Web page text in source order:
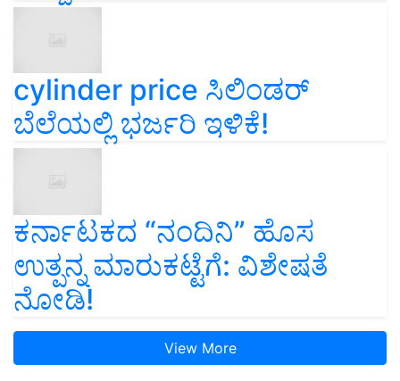
cylinder price ಸಿಲಿಂಡರ್‌
ಬೆಲೆಯಲ್ಲಿ ಭರ್ಜರಿ ಇಳಿಕೆ!
ಕರ್ನಾಟಕದ “ನಂದಿನಿ” ಹೊಸ
ಉತ್ಪನ್ನ ಮಾರುಕಟ್ಟೆಗೆ: ವಿಶೇಷತೆ
ನೋಡಿ!
View More